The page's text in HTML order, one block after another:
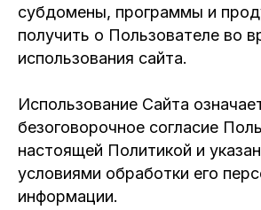
субдомены, программы и
получить о Пользователе во
использования сайта.
Использование Сайта
безоговорочное согласие
настоящей Политикой и
условиями обработки его
информации.